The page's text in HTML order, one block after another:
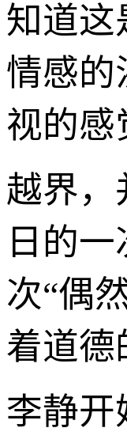
知道这
情感的
视的感
越界，
日的
次“偶
着道德
李静开